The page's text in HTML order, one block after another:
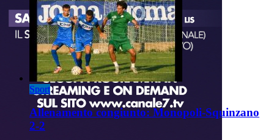
Sport
Allenamento congiunto: Monopoli-Squinzano
2-2